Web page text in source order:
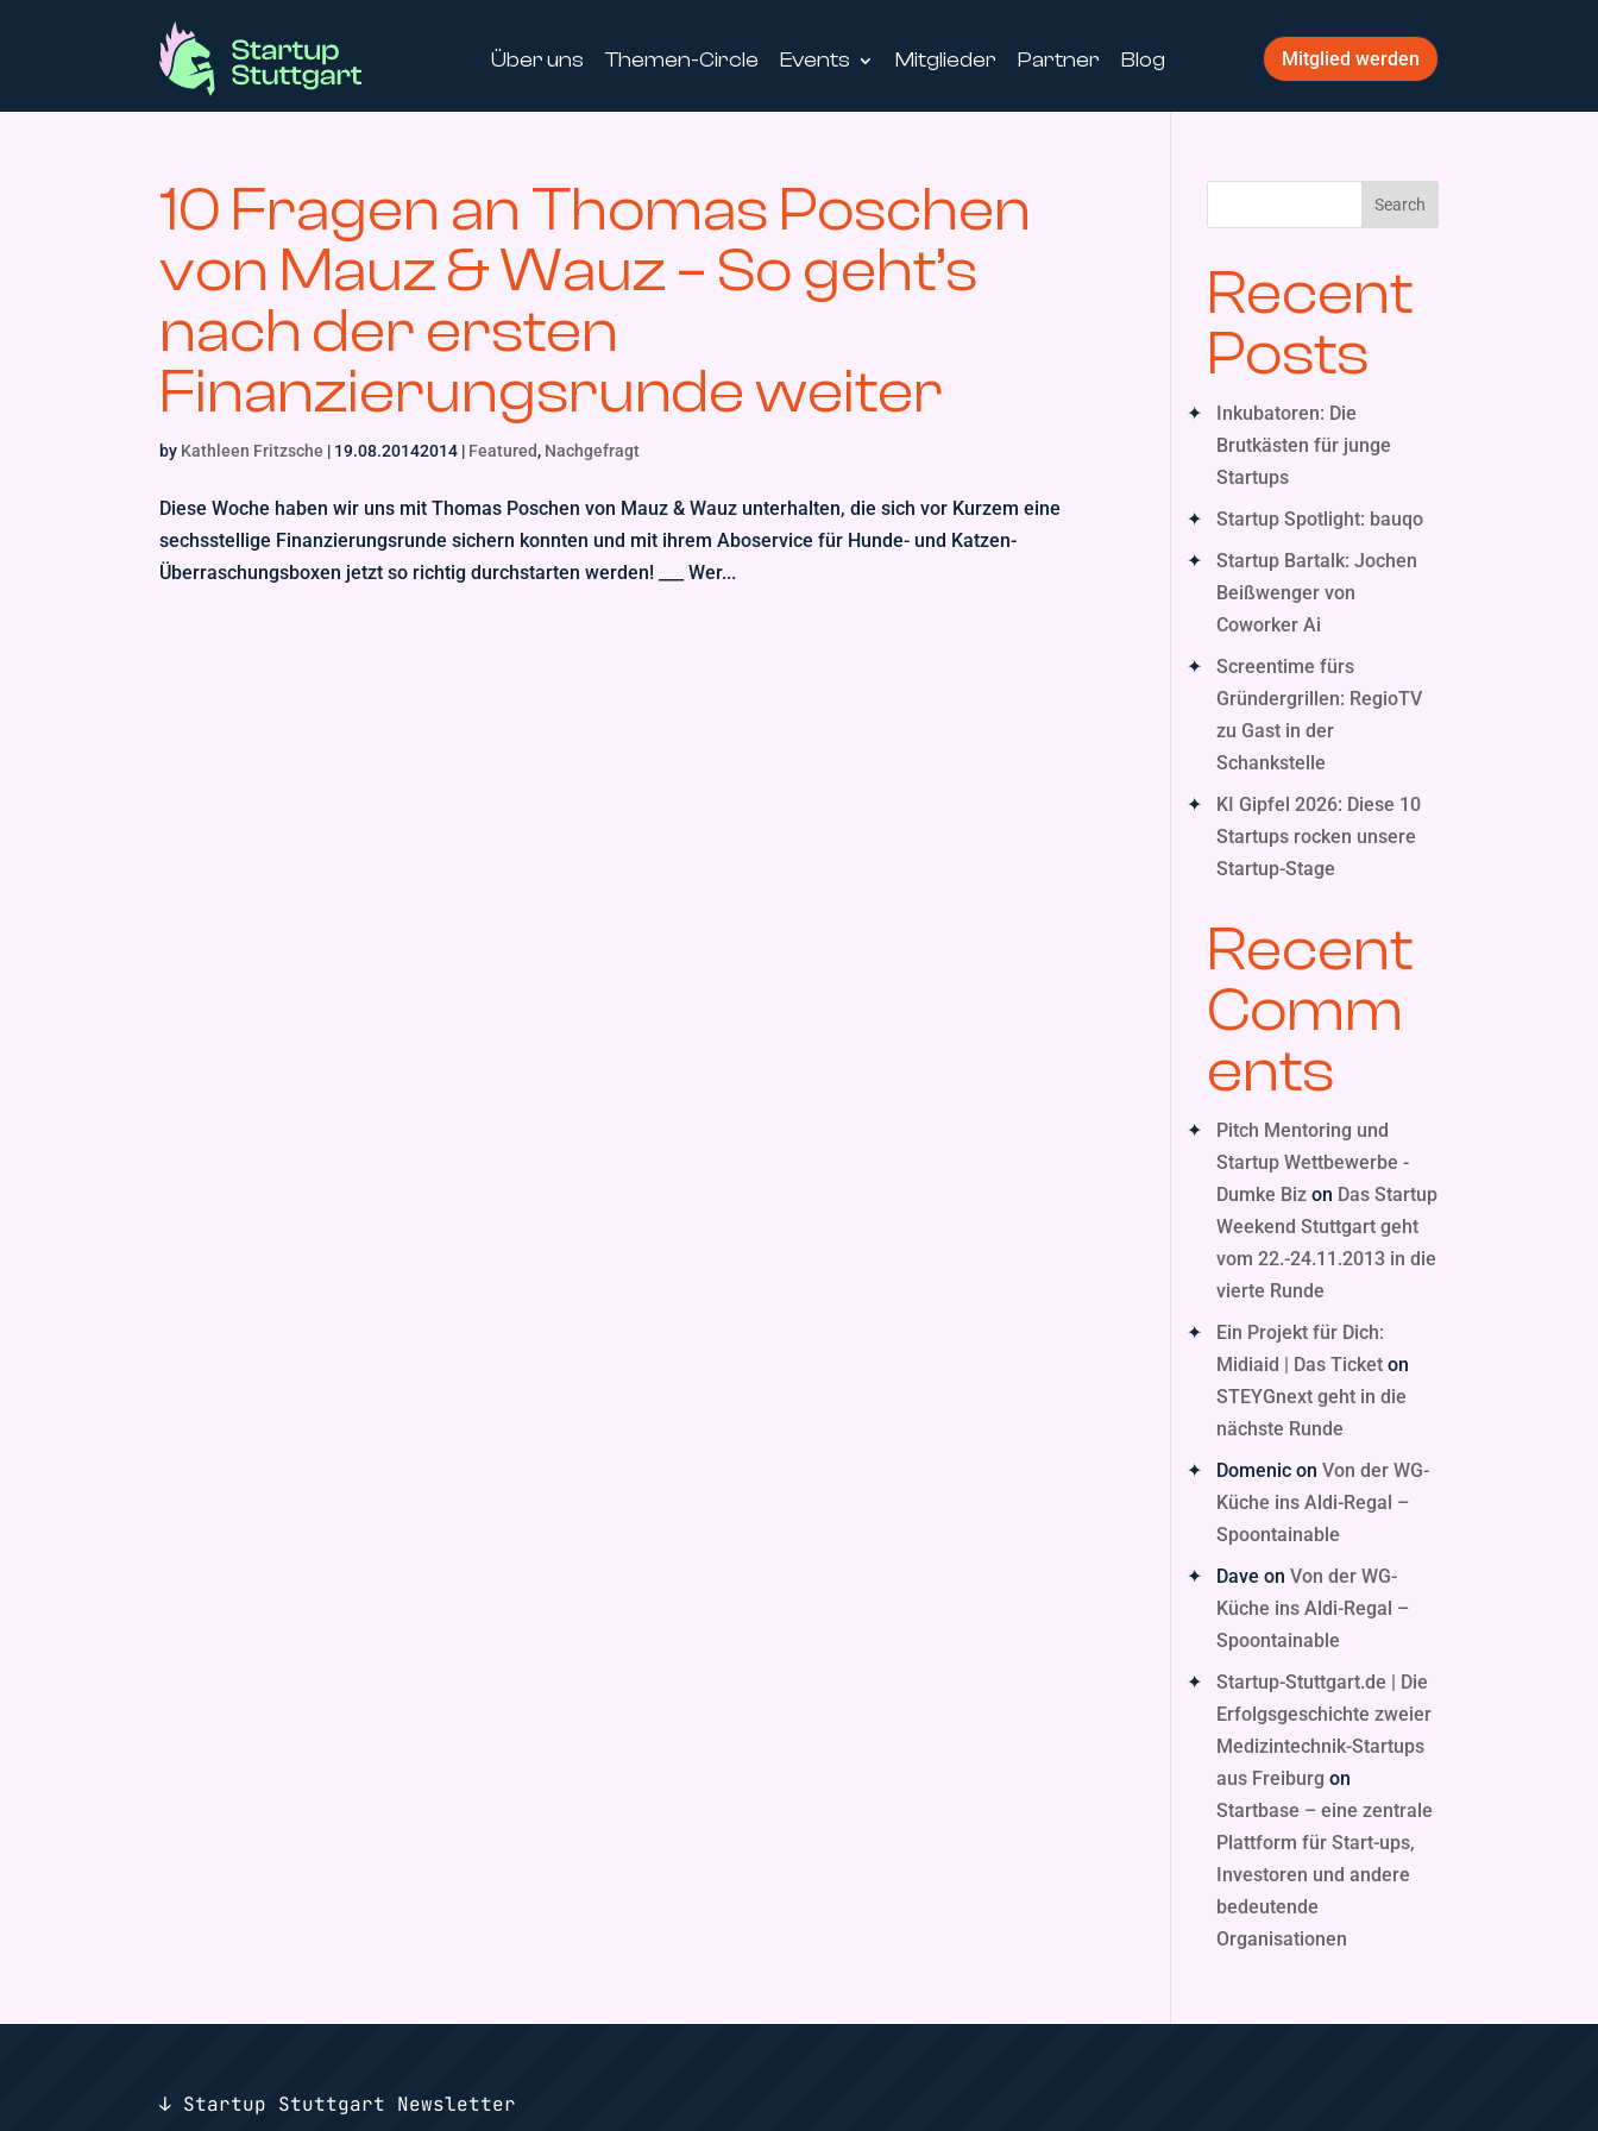
Über uns Themen-Circle Events Mitglieder Partner Blog Mitglied werden
10 Fragen an Thomas Poschen
von Mauz & Wauz – So geht’s
nach der ersten
Finanzierungsrunde weiter
by Kathleen Fritzsche | 19.08.20142014 | Featured, Nachgefragt
Diese Woche haben wir uns mit Thomas Poschen von Mauz & Wauz unterhalten, die sich vor Kurzem eine
sechsstellige Finanzierungsrunde sichern konnten und mit ihrem Aboservice für Hunde- und Katzen-
Überraschungsboxen jetzt so richtig durchstarten werden! ___ Wer...
Search
Recent
Posts
Inkubatoren: Die
Brutkästen für junge
Startups
Startup Spotlight: bauqo
Startup Bartalk: Jochen
Beißwenger von
Coworker Ai
Screentime fürs
Gründergrillen: RegioTV
zu Gast in der
Schankstelle
KI Gipfel 2026: Diese 10
Startups rocken unsere
Startup-Stage
Recent
Comm
ents
Pitch Mentoring und
Startup Wettbewerbe -
Dumke Biz on Das Startup
Weekend Stuttgart geht
vom 22.-24.11.2013 in die
vierte Runde
Ein Projekt für Dich:
Midiaid | Das Ticket on
STEYGnext geht in die
nächste Runde
Domenic onVon der WG-
Küche ins Aldi-Regal –
Spoontainable
Dave onVon der WG-
Küche ins Aldi-Regal –
Spoontainable
Startup-Stuttgart.de | Die
Erfolgsgeschichte zweier
Medizintechnik-Startups
aus Freiburg on
Startbase – eine zentrale
Plattform für Start-ups,
Investoren und andere
bedeutende
Organisationen
↓ Startup Stuttgart Newsletter